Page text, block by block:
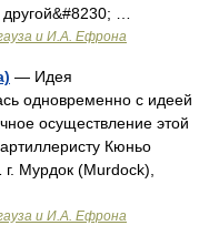
…
и И.А. Ефрона
— Идея
одновременно с идеей
осуществление этой
Кюньо
Мурдок (Murdock),
и И.А. Ефрона